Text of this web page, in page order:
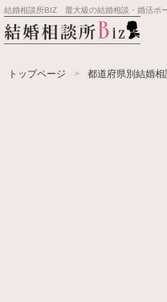
結婚相談所BIZ 最大級の結婚相談・婚活ポ
トップページ 都道府県別結婚相